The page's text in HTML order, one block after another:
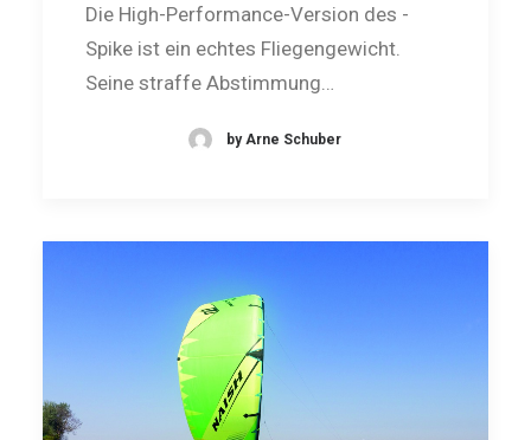
Die High-Performance-Version des ­
Spike ist ein echtes Fliegengewicht.
Seine straffe Abstimmung…
by Arne Schuber